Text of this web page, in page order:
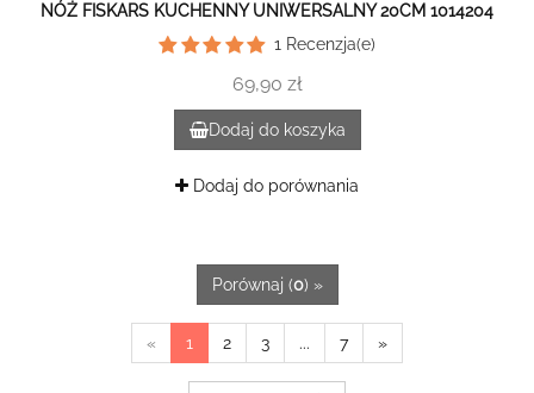
NÓŻ FISKARS KUCHENNY UNIWERSALNY 20CM 1014204
1Recenzja(e)
69,90 zł
Dodaj do koszyka
Dodaj do porównania
Porównaj (0) »
« 1 2 3 ... 7 »